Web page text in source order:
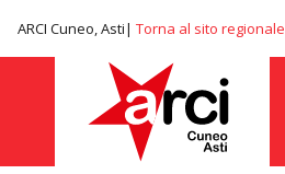
ARCI Cuneo, Asti| Torna al sito regionale